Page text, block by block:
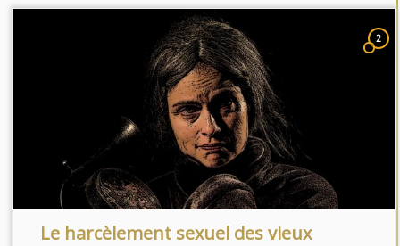
2
Le harcèlement sexuel des vieux